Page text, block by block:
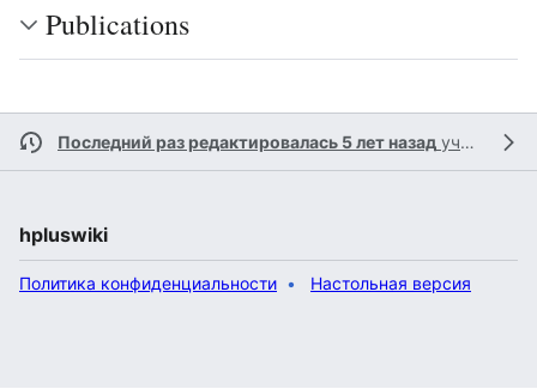
Publications
Последний раз редактировалась 5 лет назад участником
hpluswiki
Политика конфиденциальности Настольная версия